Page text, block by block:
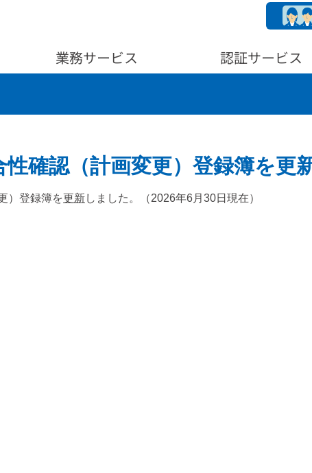
業務サービス 認証サービス
確認（計画変更）登録簿を更
）登録簿を更新しました。（2026年6⽉30⽇現在）